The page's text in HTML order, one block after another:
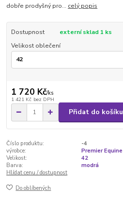
dobře prodyšný pro... celý popis
Dostupnost
externí sklad 1 ks
Velikost oblečení
1 720 Kč/ks
1 421 Kč bez DPH
Přidat do košíku
Číslo produktu:
-4
výrobce:
Premier Equine
Velikost:
42
Barva:
modrá
Hlídat cenu / dostupnost
Do oblíbených